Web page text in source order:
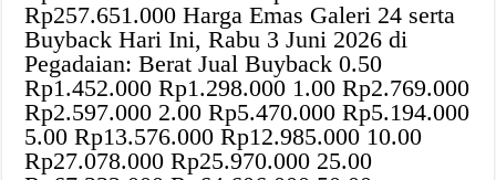
Rp257.651.000 Harga Emas Galeri 24 serta
Buyback Hari Ini, Rabu 3 Juni 2026 di
Pegadaian: Berat Jual Buyback 0.50
Rp1.452.000 Rp1.298.000 1.00 Rp2.769.000
Rp2.597.000 2.00 Rp5.470.000 Rp5.194.000
5.00 Rp13.576.000 Rp12.985.000 10.00
Rp27.078.000 Rp25.970.000 25.00